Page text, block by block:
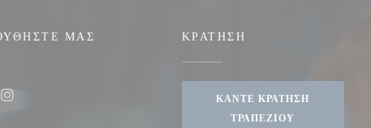
ΜΑΣ
((ανοίγει σε νέο παράθυρο))
Instagram ((ανοίγει σε νέο παράθυρο))
ΚΡΆΤΗΣΗ
ΚΆΝΤΕ ΚΡΆΤΗΣΗ
ΤΡΑΠΕΖΙΟΎ